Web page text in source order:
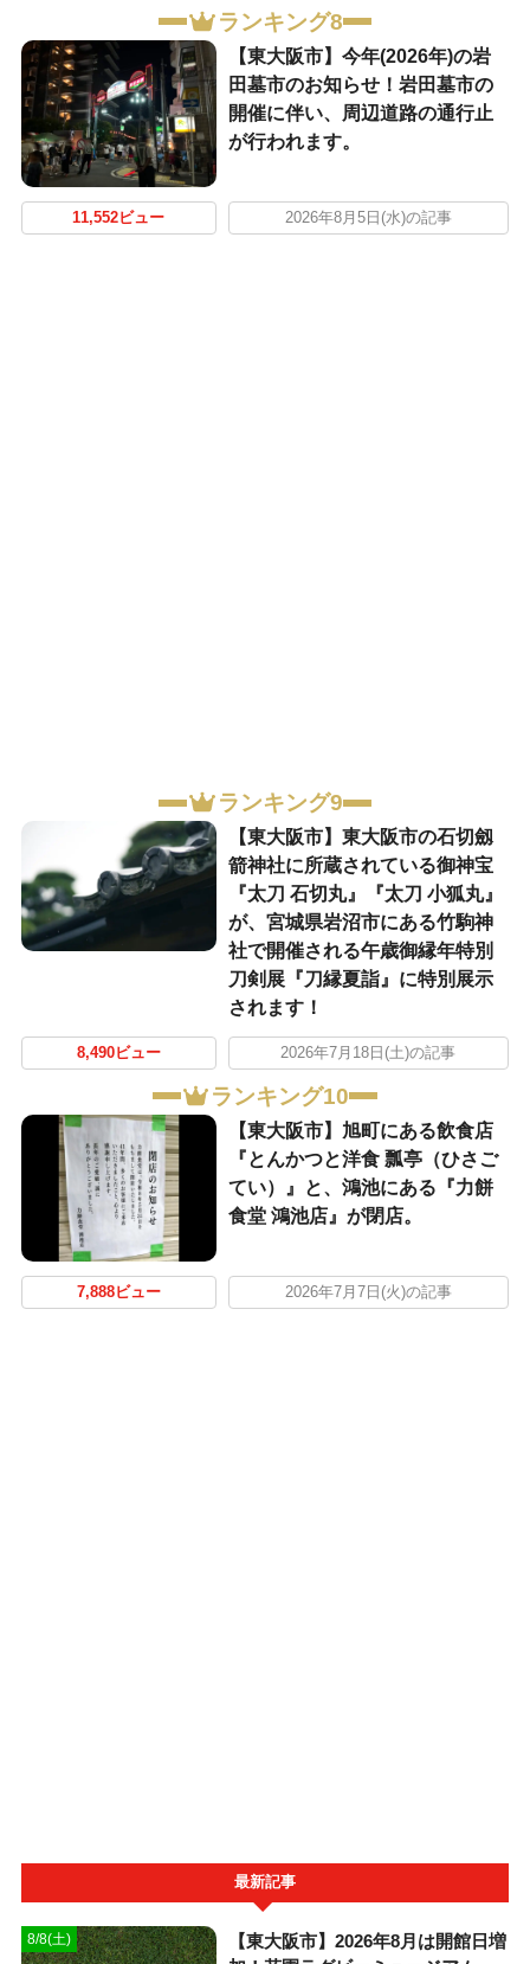
ランキング8
【東大阪市】今年(2026年)の岩
田墓市のお知らせ！岩田墓市の
開催に伴い、周辺道路の通行止
が行われます。
11,552ビュー 2026年8月5日(水)の記事
ランキング9
【東大阪市】東大阪市の石切劔
箭神社に所蔵されている御神宝
『太刀 石切丸』『太刀 小狐丸』
が、宮城県岩沼市にある竹駒神
社で開催される午歳御縁年特別
刀剣展『刀縁夏詣』に特別展示
されます！
8,490ビュー 2026年7月18日(土)の記事
ランキング10
【東大阪市】旭町にある飲食店
『とんかつと洋食 瓢亭（ひさご
てい）』と、鴻池にある『力餅
食堂 鴻池店』が閉店。
7,888ビュー 2026年7月7日(火)の記事
最新記事
8/8(土)
【東大阪市】2026年8月は開館日増